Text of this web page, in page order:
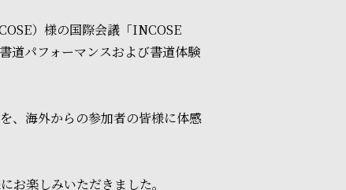
）様の国際会議「INCOSE
パフォーマンスおよび書道体験
、海外からの参加者の皆様に体感
お楽しみいただきました。